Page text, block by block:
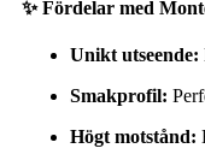
✨ Fördelar med
Unikt utseende:
Smakprofil:
Högt motstånd: